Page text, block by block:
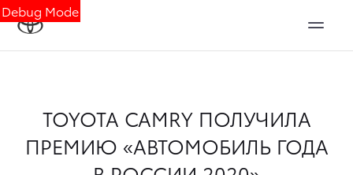
Debug Mode
TOYOTA CAMRY ПОЛУЧИЛА
ПРЕМИЮ «АВТОМОБИЛЬ ГОДА